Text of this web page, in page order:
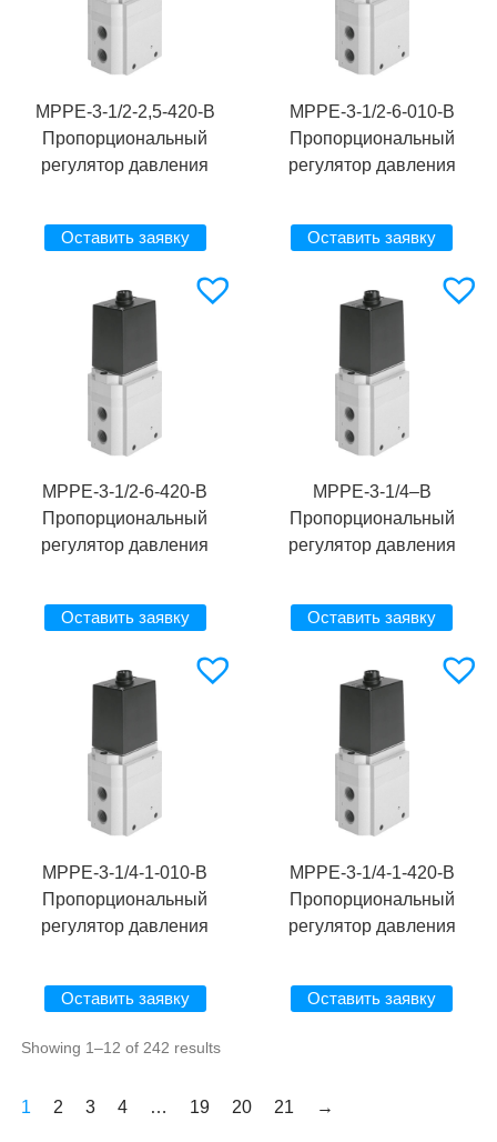
MPPE-3-1/2-2,5-420-B
Пропорциональный
регулятор давления
Оставить заявку
MPPE-3-1/2-6-010-B
Пропорциональный
регулятор давления
Оставить заявку
MPPE-3-1/2-6-420-B
Пропорциональный
регулятор давления
Оставить заявку
MPPE-3-1/4–B
Пропорциональный
регулятор давления
Оставить заявку
MPPE-3-1/4-1-010-B
Пропорциональный
регулятор давления
Оставить заявку
MPPE-3-1/4-1-420-B
Пропорциональный
регулятор давления
Оставить заявку
Showing 1–12 of 242 results
1 2 3 4 … 19 20 21 →